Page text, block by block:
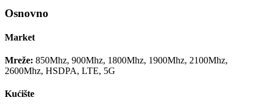
Osnovno
Market
Mreže: 850Mhz, 900Mhz, 1800Mhz, 1900Mhz, 2100Mhz,
2600Mhz, HSDPA, LTE, 5G
Kućište